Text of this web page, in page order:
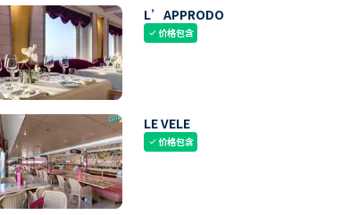
L’APPRODO
check价格包含
LE VELE
check价格包含